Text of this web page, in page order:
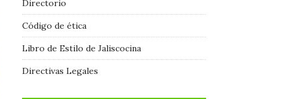
Directorio
Código de ética
Libro de Estilo de Jaliscocina
Directivas Legales